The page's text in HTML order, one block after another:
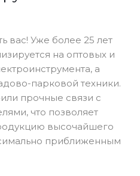
вас! Уже более 25 лет
на оптовых и
а
парковой техники.
прочные связи с
что позволяет
высочайшего
приближенным